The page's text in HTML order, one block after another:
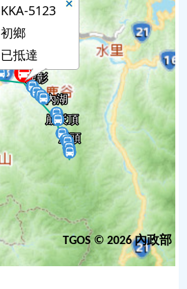
未發車
已抵達
已抵達
即將進站
未發車
即將進站
未發車
已抵達
TGOS © 2026 內政部
KKA-5123
初鄉
已抵達